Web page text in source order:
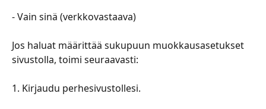
​​​​​​​​​- Vain sinä (verkkovastaava)
​​​​​​​​​Jos haluat määrittää sukupuun muokkausasetukset
sivustolla, toimi seuraavasti:
​​​​​​​​​1. Kirjaudu perhesivustollesi.